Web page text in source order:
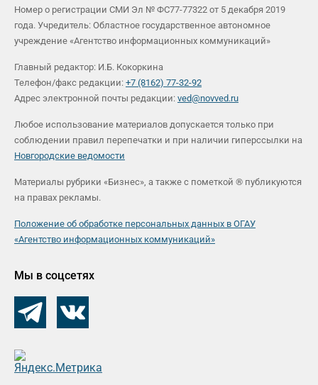
Номер о регистрации СМИ Эл № ФС77-77322 от 5 декабря 2019
года. Учредитель: Областное государственное автономное
учреждение «Агентство информационных коммуникаций»
Главный редактор: И.Б. Кокоркина
Телефон/факс редакции: +7 (8162) 77-32-92
Адрес электронной почты редакции: ved@novved.ru
Любое использование материалов допускается только при
соблюдении правил перепечатки и при наличии гиперссылки на
Новгородские ведомости
Материалы рубрики «Бизнес», а также с пометкой ® публикуются
на правах рекламы.
Положение об обработке персональных данных в ОГАУ
«Агентство информационных коммуникаций»
Мы в соцсетях